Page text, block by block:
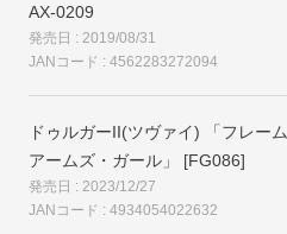
AX-0209
発売日 : 2019/08/31
JANコード : 4562283272094
ドゥルガーII(ツヴァイ) 「フレーム
アームズ・ガール」 [FG086]
発売日 : 2023/12/27
JANコード : 4934054022632